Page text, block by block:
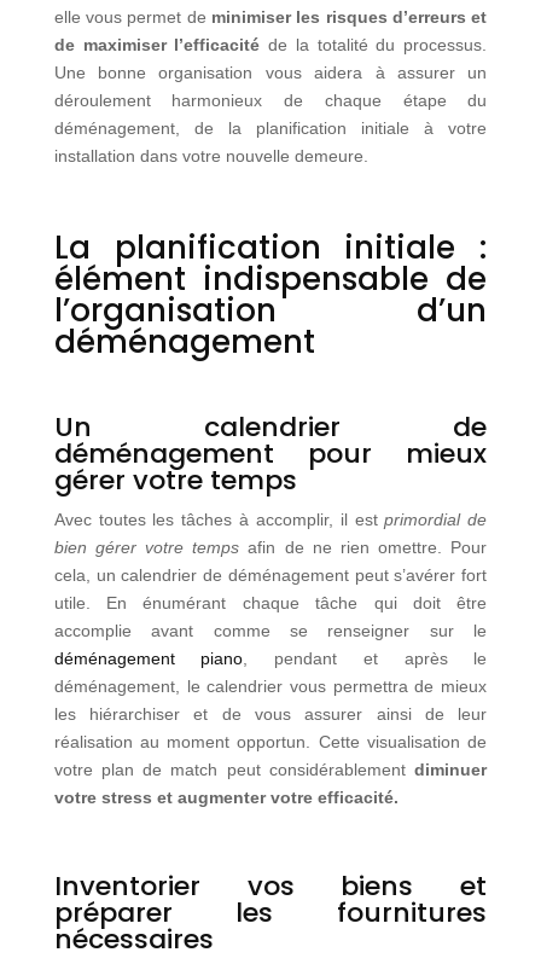
elle vous permet de minimiser les risques d’erreurs et
de maximiser l’efficacité de la totalité du processus.
Une bonne organisation vous aidera à assurer un
déroulement harmonieux de chaque étape du
déménagement, de la planification initiale à votre
installation dans votre nouvelle demeure.
La planification initiale :
élément indispensable de
l’organisation d’un
déménagement
Un calendrier de
déménagement pour mieux
gérer votre temps
Avec toutes les tâches à accomplir, il estprimordial de
bien gérer votre tempsafin de ne rien omettre. Pour
cela, un calendrier de déménagement peut s’avérer fort
utile. En énumérant chaque tâche qui doit être
accomplie avant comme se renseigner sur le
déménagement piano , pendant et après le
déménagement, le calendrier vous permettra de mieux
les hiérarchiser et de vous assurer ainsi de leur
réalisation au moment opportun. Cette visualisation de
votre plan de match peut considérablementdiminuer
votre stress et augmenter votre efficacité.
Inventorier vos biens et
préparer les fournitures
nécessaires